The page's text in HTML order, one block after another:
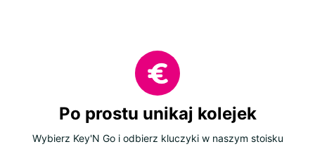
Po prostu unikaj kolejek
Wybierz Key'N Go i odbierz kluczyki w naszym stoisku